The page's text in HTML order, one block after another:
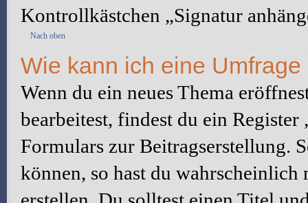
Kontrollkästchen „Signatur
Nach oben
Wie kann ich eine
Wenn du ein neues Thema
bearbeitest, findest du ein
Formulars zur Beitragserstellung.
können, so hast du